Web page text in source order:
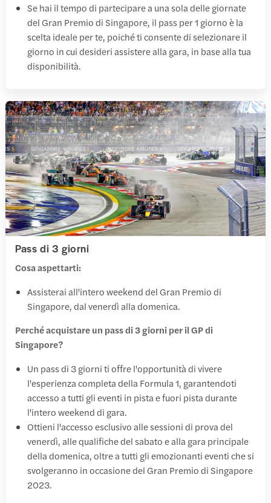
Se hai il tempo di partecipare a una sola delle giornate
del Gran Premio di Singapore, il pass per 1 giorno è la
scelta ideale per te, poiché ti consente di selezionare il
giorno in cui desideri assistere alla gara, in base alla tua
disponibilità.
Pass di 3 giorni
Cosa aspettarti:
Assisterai all'intero weekend del Gran Premio di
Singapore, dal venerdì alla domenica.
Perché acquistare un pass di 3 giorni per il GP di
Singapore?
Un pass di 3 giorni ti offre l'opportunità di vivere
l'esperienza completa della Formula 1, garantendoti
accesso a tutti gli eventi in pista e fuori pista durante
l'intero weekend di gara.
Ottieni l'accesso esclusivo alle sessioni di prova del
venerdì, alle qualifiche del sabato e alla gara principale
della domenica, oltre a tutti gli emozionanti eventi che si
svolgeranno in occasione del Gran Premio di Singapore
2023.